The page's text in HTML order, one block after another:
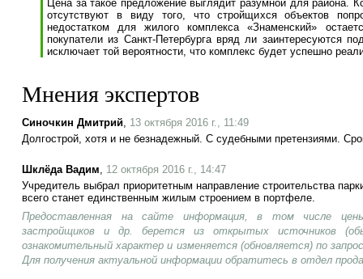
Цена за такое предложение выглядит разумной для района.
отсутствуют в виду того, что стройщихся объектов
недостатком для жилого комплекса «Знаменский»
покупатели из Санкт-Петербурга вряд ли заинтересуются
исключает той вероятности, что комплекс будет успешно
Мнения экспертов
Синочкин Дмитрий, 13 октября 2016 г., 11:49
Долгострой, хотя и не безнадежный. С судебными претензиями.
Шклёда Вадим, 12 октября 2016 г., 14:47
Учредитель выбрал приоритетным направление строительства
всего станет единственным жилым строением в портфеле.
Предоставленная на сайте информация, в том числе
застройщиков и др. берется из открытых источников
ознакомительный характер и изменяется (обновляется) по
Для получения актуальной информации обратитесь в отдел